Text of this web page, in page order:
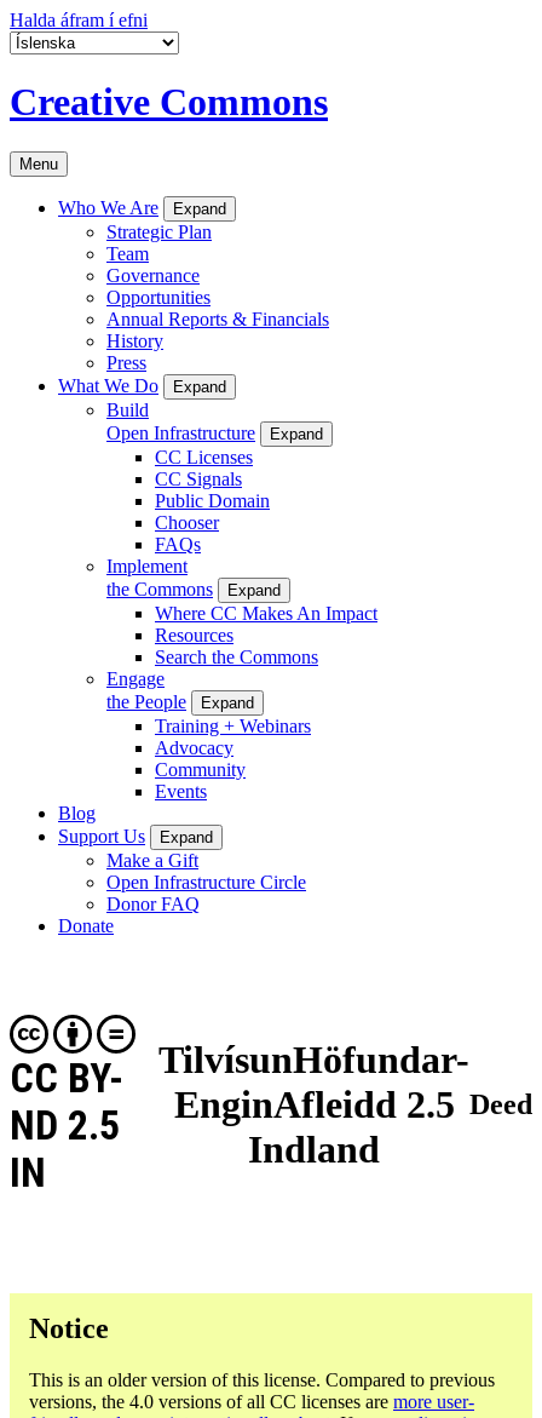
Halda áfram í efni
Creative Commons
Menu
Who We Are Expand
Strategic Plan
Team
Governance
Opportunities
Annual Reports & Financials
History
Press
What We Do
Expand
Build
Open Infrastructure
Expand
CC Licenses
CC Signals
Public Domain
Chooser
FAQs
Implement
the Commons
Expand
Where CC Makes An Impact
Resources
Search the Commons
Engage
the People
Expand
Training + Webinars
Advocacy
Community
Events
Blog
Support Us
Expand
Make a Gift
Open Infrastructure Circle
Donor FAQ
Donate
TilvísunHöfundar-
EnginAfleidd 2.5
Indland
CC BY-
ND 2.5
IN
Deed
Notice
This is an older version of this license. Compared to previous
versions, the 4.0 versions of all CC licenses are more user-